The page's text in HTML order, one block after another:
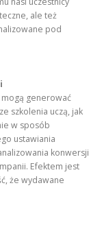
ale też
pod
generować
szkolenia uczą, jak
w sposób
ustawiania
konwersji
Efektem jest
że wydawane